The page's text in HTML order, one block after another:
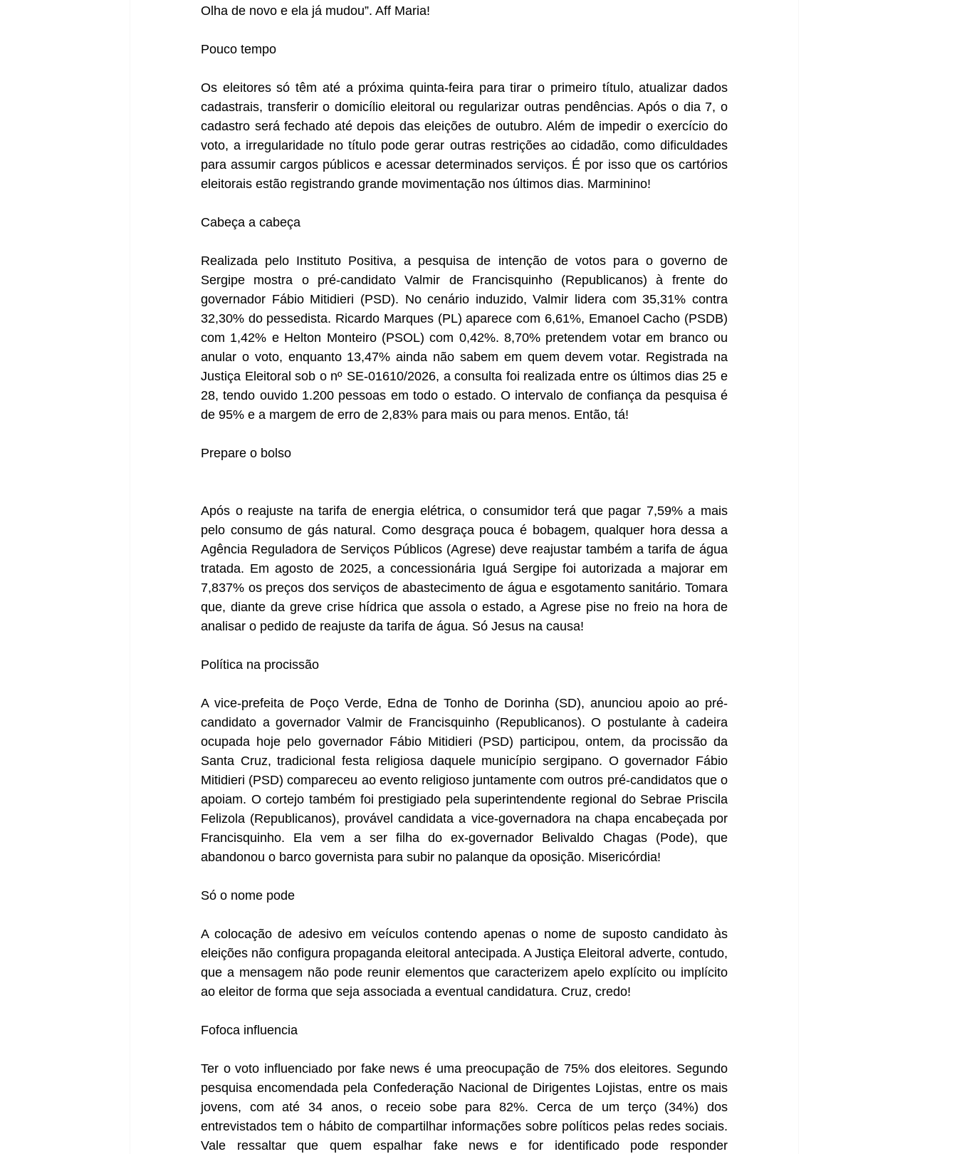
Olha de novo e ela já mudou”. Aff Maria!
Pouco tempo
Os eleitores só têm até a próxima quinta-feira para tirar o primeiro título, atualizar dados
cadastrais, transferir o domicílio eleitoral ou regularizar outras pendências. Após o dia 7, o
cadastro será fechado até depois das eleições de outubro. Além de impedir o exercício do
voto, a irregularidade no título pode gerar outras restrições ao cidadão, como dificuldades
para assumir cargos públicos e acessar determinados serviços. É por isso que os cartórios
eleitorais estão registrando grande movimentação nos últimos dias. Marminino!
Cabeça a cabeça
Realizada pelo Instituto Positiva, a pesquisa de intenção de votos para o governo de
Sergipe mostra o pré-candidato Valmir de Francisquinho (Republicanos) à frente do
governador Fábio Mitidieri (PSD). No cenário induzido, Valmir lidera com 35,31% contra
32,30% do pessedista. Ricardo Marques (PL) aparece com 6,61%, Emanoel Cacho (PSDB)
com 1,42% e Helton Monteiro (PSOL) com 0,42%. 8,70% pretendem votar em branco ou
anular o voto, enquanto 13,47% ainda não sabem em quem devem votar. Registrada na
Justiça Eleitoral sob o nº SE-01610/2026, a consulta foi realizada entre os últimos dias 25 e
28, tendo ouvido 1.200 pessoas em todo o estado. O intervalo de confiança da pesquisa é
de 95% e a margem de erro de 2,83% para mais ou para menos. Então, tá!
Prepare o bolso
Após o reajuste na tarifa de energia elétrica, o consumidor terá que pagar 7,59% a mais
pelo consumo de gás natural. Como desgraça pouca é bobagem, qualquer hora dessa a
Agência Reguladora de Serviços Públicos (Agrese) deve reajustar também a tarifa de água
tratada. Em agosto de 2025, a concessionária Iguá Sergipe foi autorizada a majorar em
7,837% os preços dos serviços de abastecimento de água e esgotamento sanitário. Tomara
que, diante da greve crise hídrica que assola o estado, a Agrese pise no freio na hora de
analisar o pedido de reajuste da tarifa de água. Só Jesus na causa!
Política na procissão
A vice-prefeita de Poço Verde, Edna de Tonho de Dorinha (SD), anunciou apoio ao pré-
candidato a governador Valmir de Francisquinho (Republicanos). O postulante à cadeira
ocupada hoje pelo governador Fábio Mitidieri (PSD) participou, ontem, da procissão da
Santa Cruz, tradicional festa religiosa daquele município sergipano. O governador Fábio
Mitidieri (PSD) compareceu ao evento religioso juntamente com outros pré-candidatos que o
apoiam. O cortejo também foi prestigiado pela superintendente regional do Sebrae Priscila
Felizola (Republicanos), provável candidata a vice-governadora na chapa encabeçada por
Francisquinho. Ela vem a ser filha do ex-governador Belivaldo Chagas (Pode), que
abandonou o barco governista para subir no palanque da oposição. Misericórdia!
Só o nome pode
A colocação de adesivo em veículos contendo apenas o nome de suposto candidato às
eleições não configura propaganda eleitoral antecipada. A Justiça Eleitoral adverte, contudo,
que a mensagem não pode reunir elementos que caracterizem apelo explícito ou implícito
ao eleitor de forma que seja associada a eventual candidatura. Cruz, credo!
Fofoca influencia
Ter o voto influenciado por fake news é uma preocupação de 75% dos eleitores. Segundo
pesquisa encomendada pela Confederação Nacional de Dirigentes Lojistas, entre os mais
jovens, com até 34 anos, o receio sobe para 82%. Cerca de um terço (34%) dos
entrevistados tem o hábito de compartilhar informações sobre políticos pelas redes sociais.
Vale ressaltar que quem espalhar fake news e for identificado pode responder